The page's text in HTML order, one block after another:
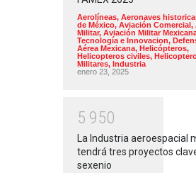
Aerolíneas, Aeronaves
de México, Aviación Comercial,
Militar, Aviación Militar
Tecnología e Innovacion,
Aérea Mexicana, Helicópteros,
Helicopteros civiles,
Militares, Industria
enero 23, 2025
5 950
La Industria aeroespacial
tendrá tres proyectos
sexenio